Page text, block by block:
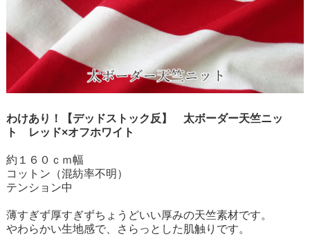
わけあり！【デッドストック反】 太ボーダー天竺ニッ
ト レッド×オフホワイト
約１６０ｃｍ幅
コットン（混紡率不明）
テンション中
薄すぎず厚すぎずちょうどいい厚みの天竺素材です。
やわらかい生地感で、さらっとした肌触りです。